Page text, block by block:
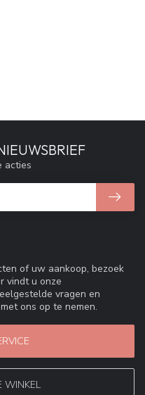
of uw aankoop, bezoek
vindt u onze
vragen en
ons op te nemen.
WINKEL
acties